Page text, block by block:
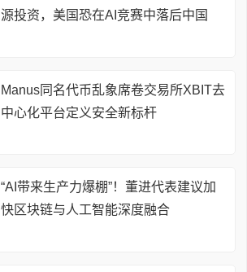
源投资，美国恐在AI竞赛中落后中国
Manus同名代币乱象席卷交易所XBIT去
中心化平台定义安全新标杆
“AI带来生产力爆棚”！董进代表建议加
快区块链与人工智能深度融合